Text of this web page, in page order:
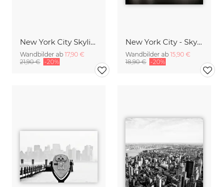
New York City Skyline
Wandbilder ab 17,90 €
21,90 € -20%
New York City - Skyline
Wandbilder ab 15,90 €
18,90 € -20%